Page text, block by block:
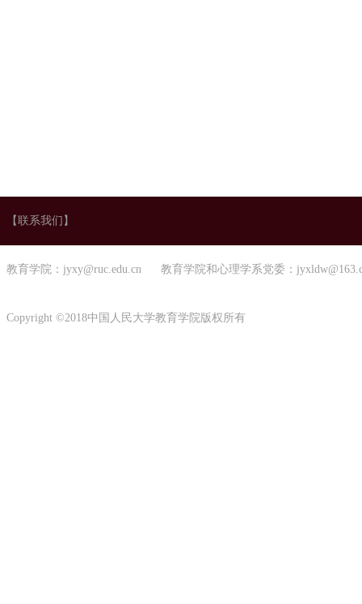
【联系我们】
教育学院：jyxy@ruc.edu.cn 教育学院和心理学系党委：
Copyright ©2018中国人民大学教育学院版权所有